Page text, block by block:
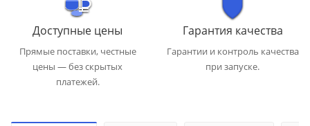
Доступные цены
Прямые поставки, честные
цены — без скрытых
платежей.
Гарантия качества
Гарантии и контроль качества
при запуске.